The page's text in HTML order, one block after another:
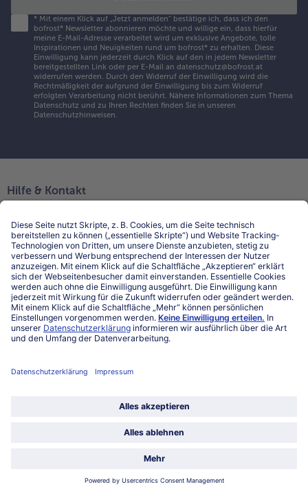
* Mit einem Klick auf „Jetzt anmelden" bestätige ich, dass ich den
bofrost* Newsletter abonnieren möchte und willige ein, dass hierfür
meine E-Mail-Adresse verarbeitet wird um exklusive Angebote, tolle
Inspirationen und Neuigkeiten rund um bofrost* zu erhalten. Diese
Einwilligung kann jederzeit durch Klick auf den in jedem Newsletter
bereitgestellten Link oder per E-Mail an datenschutz@bofrost.at
widerrufen werden. Durch den Widerruf der Einwilligung wird die
Rechtmäßigkeit der aufgrund der Einwilligung bis zum Widerruf
erfolgten Verarbeitung nicht berührt. Nähere Informationen zum Thema
Datenschutz und zu Ihren Rechten finden Sie in unseren
Datenschutzhinweisen.
Hilfe & Kontakt
Kontakt
FAQ
Service
Unternehmen